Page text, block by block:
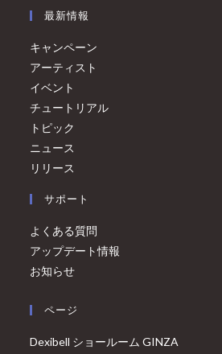
最新情報
キャンペーン
アーティスト
イベント
チュートリアル
トピック
ニュース
リリース
サポート
よくある質問
アップデート情報
お知らせ
ページ
Dexibell ショールーム GINZA